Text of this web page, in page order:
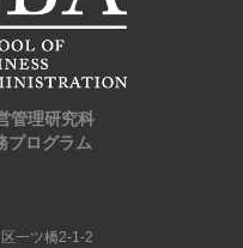
管理研究科
プログラム
一ツ橋2-1-2